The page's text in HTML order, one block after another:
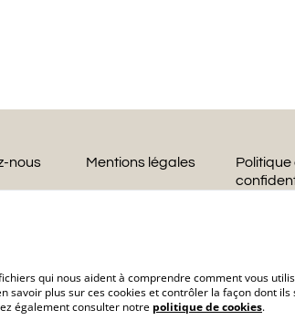
nous Mentions légales
Politique
qui nous aident à comprendre comment vous
savoir plus sur ces cookies et contrôler la façon dont ils
également consulter notre politique de cookies.